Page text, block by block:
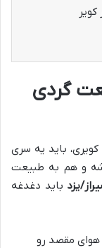
گردی
باید یه سری
و هم به طبیعت
یزد باید دغدغه
هوای مقصد رو